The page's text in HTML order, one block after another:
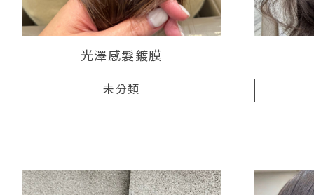
光澤感髮鍍膜
未分類